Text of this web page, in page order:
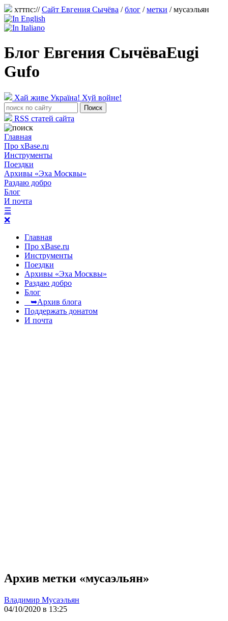
хттпс://Сайт Евгения Сычёва /блог /метки / мусаэльян
Блог Евгения СычёваEugi
Gufo
Хай живе Україна! Хуй войне!
RSS статей сайта
Главная
Про xBase.ru
Инструменты
Поездки
Архивы «Эха Москвы»
Раздаю добро
Блог
И почта
☰
❌
Главная
Про xBase.ru
Инструменты
Поездки
Архивы «Эха Москвы»
Раздаю добро
Блог
➥Архив блога
Поддержать донатом
И почта
Архив метки «мусаэльян»
Владимир Мусаэльян
04/10/2020 в 13:25